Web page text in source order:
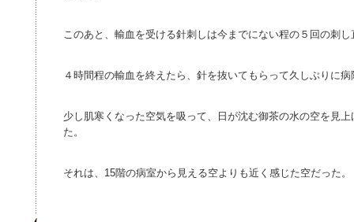
このあと、輸血を受ける針刺しは今までにない程の５回の刺
４時間程の輸血を終えたら、針を抜いてもらって久しぶりに
少し肌寒くなった空気を吸って、日が沈む御茶の水の空を見
た。
それは、15階の病室から見える空よりも近く感じた空だった。